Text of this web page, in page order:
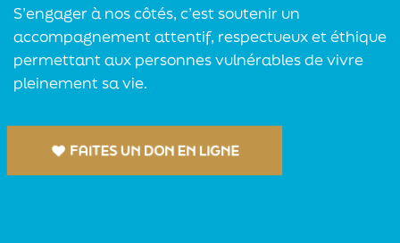
S’engager à nos côtés, c’est soutenir un
accompagnement attentif, respectueux et éthique
permettant aux personnes vulnérables de vivre
pleinement sa vie.
FAITES UN DON EN LIGNE